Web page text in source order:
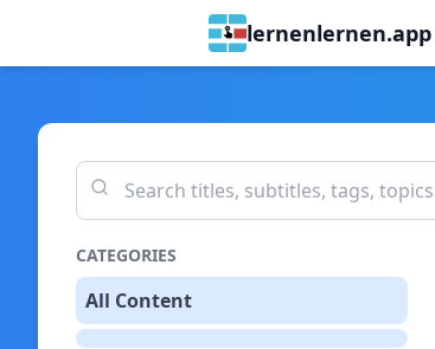
lernenlernen.app
CATEGORIES
All Content